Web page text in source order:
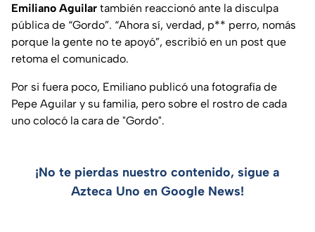
Emiliano Aguilar también reaccionó ante la disculpa
pública de “Gordo”. “Ahora sí, verdad, p** perro, nomás
porque la gente no te apoyó”, escribió en un post que
retoma el comunicado.
Por si fuera poco, Emiliano publicó una fotografía de
Pepe Aguilar y su familia, pero sobre el rostro de cada
uno colocó la cara de "Gordo".
¡No te pierdas nuestro contenido, sigue a
Azteca Uno en Google News!